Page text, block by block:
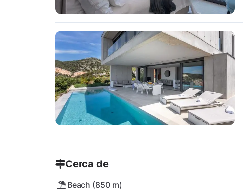
Cerca de
Beach (850 m)